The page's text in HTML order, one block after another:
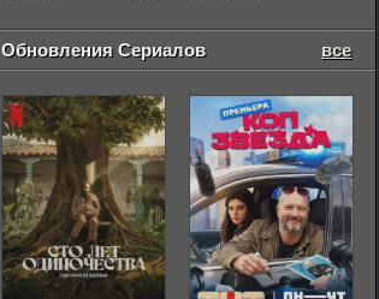
Обновления Сериалов все